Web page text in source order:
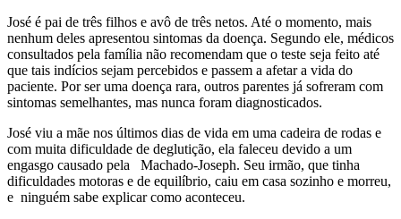
José é pai de três filhos e avô de três netos. Até o momento, mais
nenhum deles apresentou sintomas da doença. Segundo ele, médicos
consultados pela família não recomendam que o teste seja feito até
que tais indícios sejam percebidos e passem a afetar a vida do
paciente. Por ser uma doença rara, outros parentes já sofreram com
sintomas semelhantes, mas nunca foram diagnosticados.
José viu a mãe nos últimos dias de vida em uma cadeira de rodas e
com muita dificuldade de deglutição, ela faleceu devido a um
engasgo causado pela Machado-Joseph. Seu irmão, que tinha
dificuldades motoras e de equilíbrio, caiu em casa sozinho e morreu,
e ninguém sabe explicar como aconteceu.